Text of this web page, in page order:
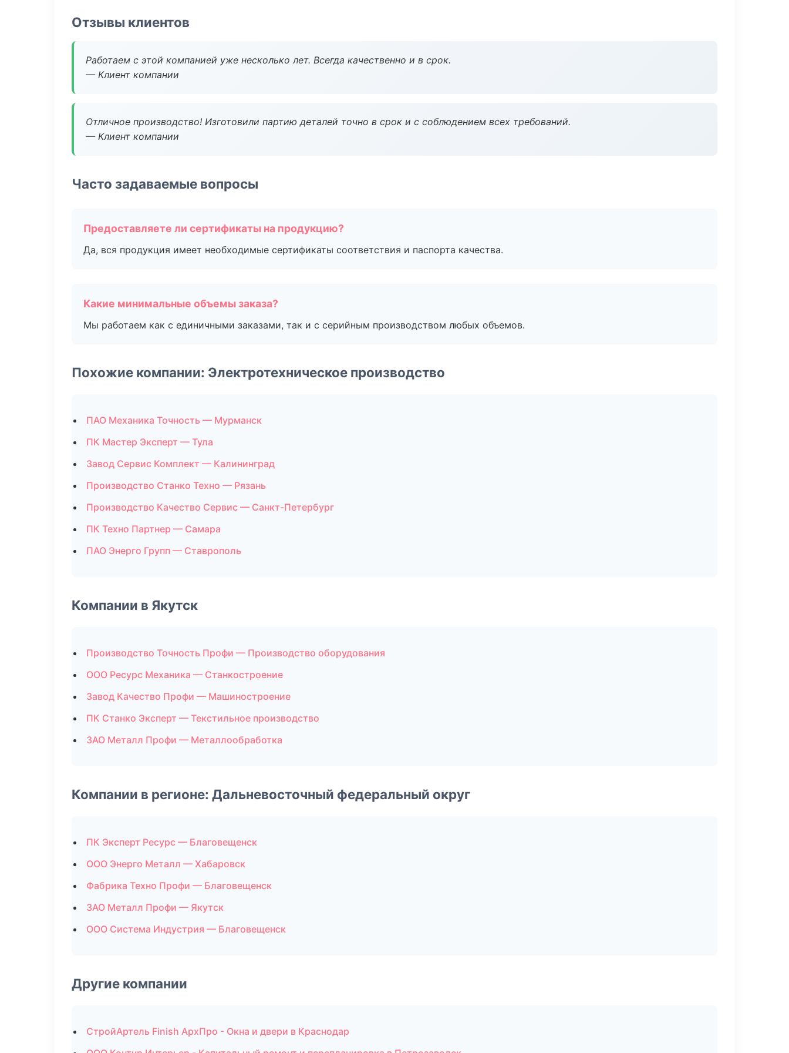
Отзывы клиентов
Работаем с этой компанией уже несколько лет. Всегда качественно и в срок.
— Клиент компании
Отличное производство! Изготовили партию деталей точно в срок и с соблюдением всех требований.
— Клиент компании
Часто задаваемые вопросы
Предоставляете ли сертификаты на продукцию?
Да, вся продукция имеет необходимые сертификаты соответствия и паспорта качества.
Какие минимальные объемы заказа?
Мы работаем как с единичными заказами, так и с серийным производством любых объемов.
Похожие компании: Электротехническое производство
ПАО Механика Точность — Мурманск
ПК Мастер Эксперт — Тула
Завод Сервис Комплект — Калининград
Производство Станко Техно — Рязань
Производство Качество Сервис — Санкт-Петербург
ПК Техно Партнер — Самара
ПАО Энерго Групп — Ставрополь
Компании в Якутск
Производство Точность Профи — Производство оборудования
ООО Ресурс Механика — Станкостроение
Завод Качество Профи — Машиностроение
ПК Станко Эксперт — Текстильное производство
ЗАО Металл Профи — Металлообработка
Компании в регионе: Дальневосточный федеральный округ
ПК Эксперт Ресурс — Благовещенск
ООО Энерго Металл — Хабаровск
Фабрика Техно Профи — Благовещенск
ЗАО Металл Профи — Якутск
ООО Система Индустрия — Благовещенск
Другие компании
СтройАртель Finish АрхПро - Окна и двери в Краснодар